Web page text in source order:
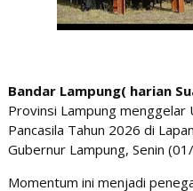
Bandar Lampung( harian
Provinsi Lampung menggelar
Pancasila Tahun 2026 di
Gubernur Lampung, Senin
Momentum ini menjadi